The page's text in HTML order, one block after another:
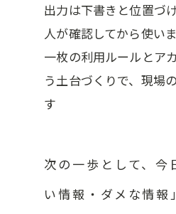
出力は下書きと位置づ
人が確認してから使い
一枚の利用ルールとア
う土台づくりで、現場
す
次の一歩として、今
い情報・ダメな情報